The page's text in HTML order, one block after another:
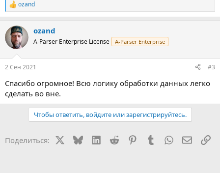
Р
е
к
ц
и
ozand
ozand
A-Parser Enterprise License A-Parser Enterprise
2 Сен 2021 #3
Спасибо огромное! Всю логику обработки данных легко
сделать во вне.
Чтобы ответить, войдите или зарегистрируйтесь.
Поделиться: BlueskyLinkedIn
Reddit PinterestTumblr WhatsApp